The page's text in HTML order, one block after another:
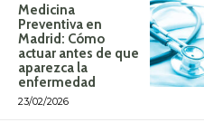
Medicina
Preventiva en
Madrid: Cómo
actuar antes de que
aparezca la
enfermedad
23/02/2026